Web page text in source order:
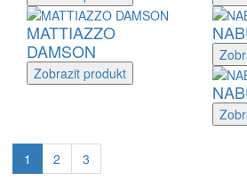
MATTIAZZO
DAMSON
Zobrazit produkt
1 2 3